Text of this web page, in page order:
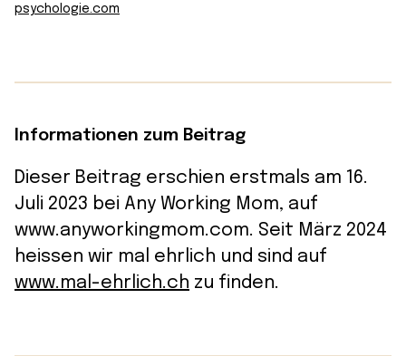
psychologie.com
Informationen zum Beitrag
Dieser Beitrag erschien erstmals am 16.
Juli 2023 bei Any Working Mom, auf
www.anyworkingmom.com. Seit März 2024
heissen wir mal ehrlich und sind auf
www.mal-ehrlich.ch zu finden.